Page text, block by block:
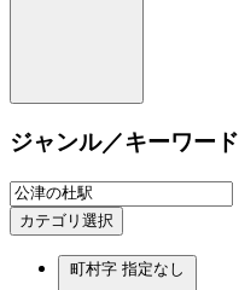
ジャンル／キーワード
カテゴリ選択
町村字 指定なし